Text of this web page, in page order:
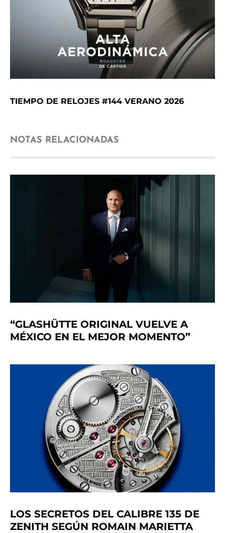
TIEMPO DE RELOJES #144 VERANO 2026
NOTAS RELACIONADAS
“GLASHÜTTE ORIGINAL VUELVE A
MÉXICO EN EL MEJOR MOMENTO”
LOS SECRETOS DEL CALIBRE 135 DE
ZENITH SEGÚN ROMAIN MARIETTA